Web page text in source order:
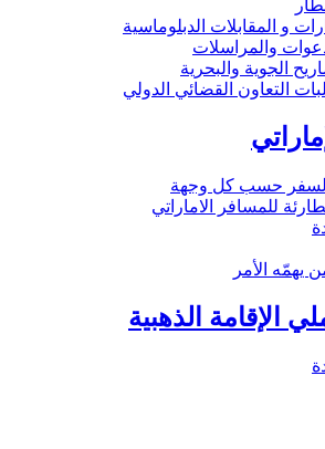
و المقابلات الدبلوماسية
والمراسلات
الجوية والبحرية
التعاون القضائي الدولي
السفر حسب كل وجهة
للمسافر الاماراتي
يهمّه الأمر
الإقامة الذهبية